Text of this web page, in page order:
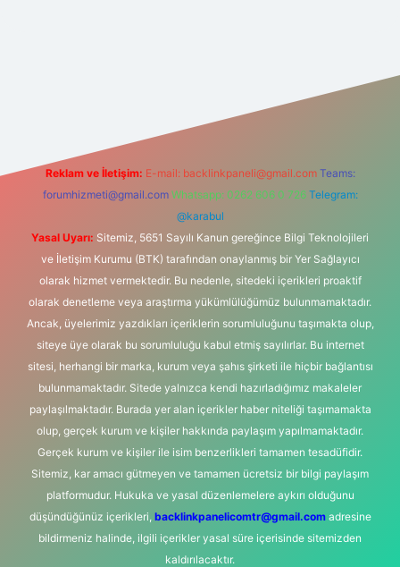
Reklam ve İletişim: E-mail: backlinkpaneli@gmail.com Teams:
forumhizmeti@gmail.com Whatsapp: 0262 606 0 726 Telegram:
@karabul
Yasal Uyarı: Sitemiz, 5651 Sayılı Kanun gereğince Bilgi Teknolojileri
ve İletişim Kurumu (BTK) tarafından onaylanmış bir Yer Sağlayıcı
olarak hizmet vermektedir. Bu nedenle, sitedeki içerikleri proaktif
olarak denetleme veya araştırma yükümlülüğümüz bulunmamaktadır.
Ancak, üyelerimiz yazdıkları içeriklerin sorumluluğunu taşımakta olup,
siteye üye olarak bu sorumluluğu kabul etmiş sayılırlar. Bu internet
sitesi, herhangi bir marka, kurum veya şahıs şirketi ile hiçbir bağlantısı
bulunmamaktadır. Sitede yalnızca kendi hazırladığımız makaleler
paylaşılmaktadır. Burada yer alan içerikler haber niteliği taşımamakta
olup, gerçek kurum ve kişiler hakkında paylaşım yapılmamaktadır.
Gerçek kurum ve kişiler ile isim benzerlikleri tamamen tesadüfidir.
Sitemiz, kar amacı gütmeyen ve tamamen ücretsiz bir bilgi paylaşım
platformudur. Hukuka ve yasal düzenlemelere aykırı olduğunu
düşündüğünüz içerikleri, backlinkpanelicomtr@gmail.comadresine
bildirmeniz halinde, ilgili içerikler yasal süre içerisinde sitemizden
kaldırılacaktır.